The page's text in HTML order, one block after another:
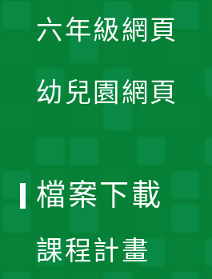
六年級網頁
幼兒園網頁
檔案下載
課程計畫